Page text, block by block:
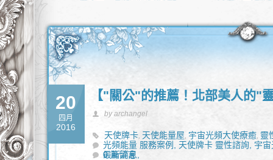
20
四月
2016
【"關公"的推薦！北部美人的"
by archangel
天使牌卡, 天使能量屋, 宇宙光頻大使療癒, 靈
光頻能量 服務案例, 天使牌卡 靈性諮詢, 宇
最新消息,
0 篇留言